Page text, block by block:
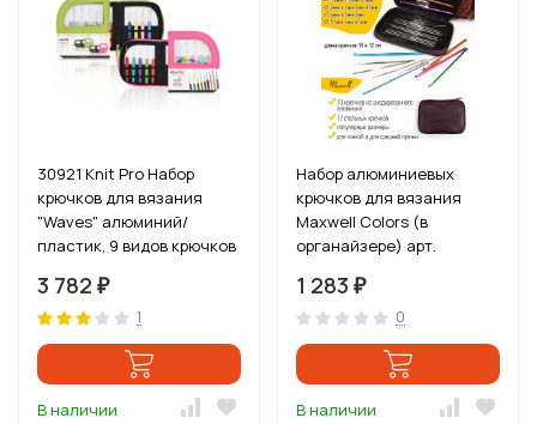
30921 Knit Pro Набор
крючков для вязания
"Waves" алюминий/
пластик, 9 видов крючков
3 782 ₽
1
В наличии
Набор алюминиевых
крючков для вязания
Maxwell Colors (в
органайзере) арт.
1 283 ₽
0
В наличии